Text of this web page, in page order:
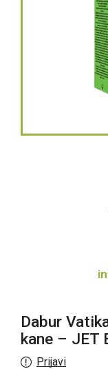
Dabur
kane – JET
Prijavi